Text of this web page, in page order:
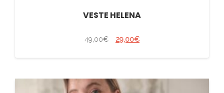
VESTE HELENA
49,00€ 29,00€